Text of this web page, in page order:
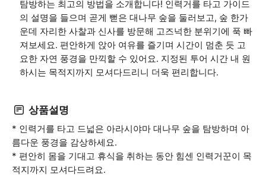
탐방하는 최고의 방법을 소개합니다! 인력거를 타고 가이드
의 설명을 들으며 곧게 뻗은 대나무 숲을 둘러보고, 숲 한가
운데 자리한 사찰과 신사를 방문해 고즈넉한 분위기에 푹 빠
져보세요. 편안하게 앉아 여유를 즐기며 시간이 멈춘 듯 고
요한 자연 풍경을 만끽할 수 있어요. 지정된 투어 시간 내 원
하시는 목적지까지 모셔다드리니 더욱 편리합니다.
상품설명
* 인력거를 타고 드넓은 아라시야마 대나무 숲을 탐방하며 아
름다운 풍경을 감상하세요.
* 편안히 몸을 기대고 휴식을 취하는 동안 힘센 인력거꾼이 목
적지까지 모셔다드려요.